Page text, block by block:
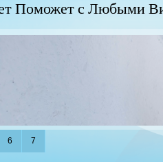
с Любыми Видами
6 7